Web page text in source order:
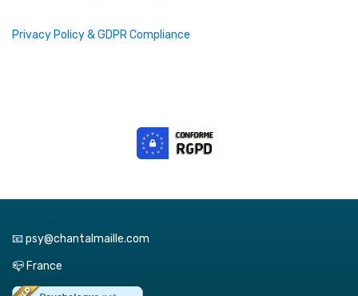
Privacy Policy & GDPR Compliance
📧 psy@chantalmaille.com
📪 France